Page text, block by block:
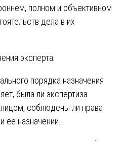
полном и объективном
дела в их
эксперта:
порядка назначения
была ли экспертиза
соблюдены ли права
ее назначении.